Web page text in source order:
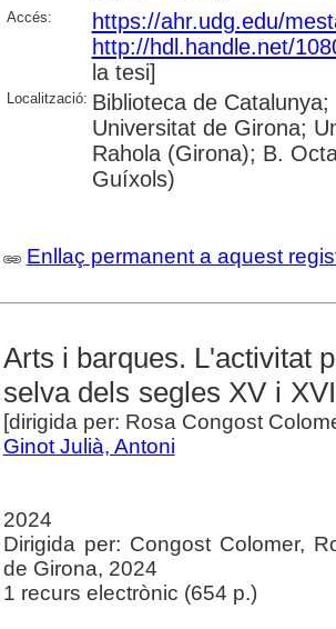
Accés:
https://ahr.udg.edu/
http://hdl.handle.net/
la tesi]
Localització: Biblioteca de
Universitat de Girona;
Rahola (Girona); B.
Guíxols)
Enllaç permanent a aquest
Arts i barques. L'activitat
selva dels segles XV i XVI
[dirigida per: Rosa Congost
Ginot Julià, Antoni
2024
Dirigida per: Congost Colomer,
de Girona, 2024
1 recurs electrònic (654 p.)